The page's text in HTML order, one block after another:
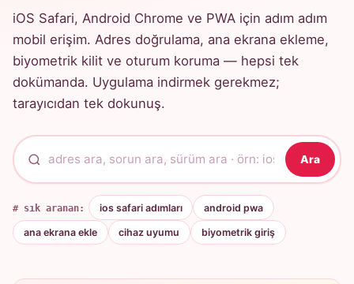
iOS Safari, Android Chrome ve PWA için adım adım
mobil erişim. Adres doğrulama, ana ekrana ekleme,
biyometrik kilit ve oturum koruma — hepsi tek
dokümanda. Uygulama indirmek gerekmez;
tarayıcıdan tek dokunuş.
Ara
# sık aranan: ios safari adımları android pwa
ana ekrana ekle cihaz uyumu biyometrik giriş